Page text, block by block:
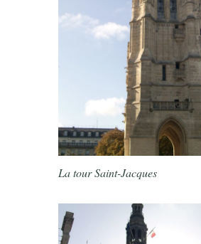
La tour Saint-Jacques